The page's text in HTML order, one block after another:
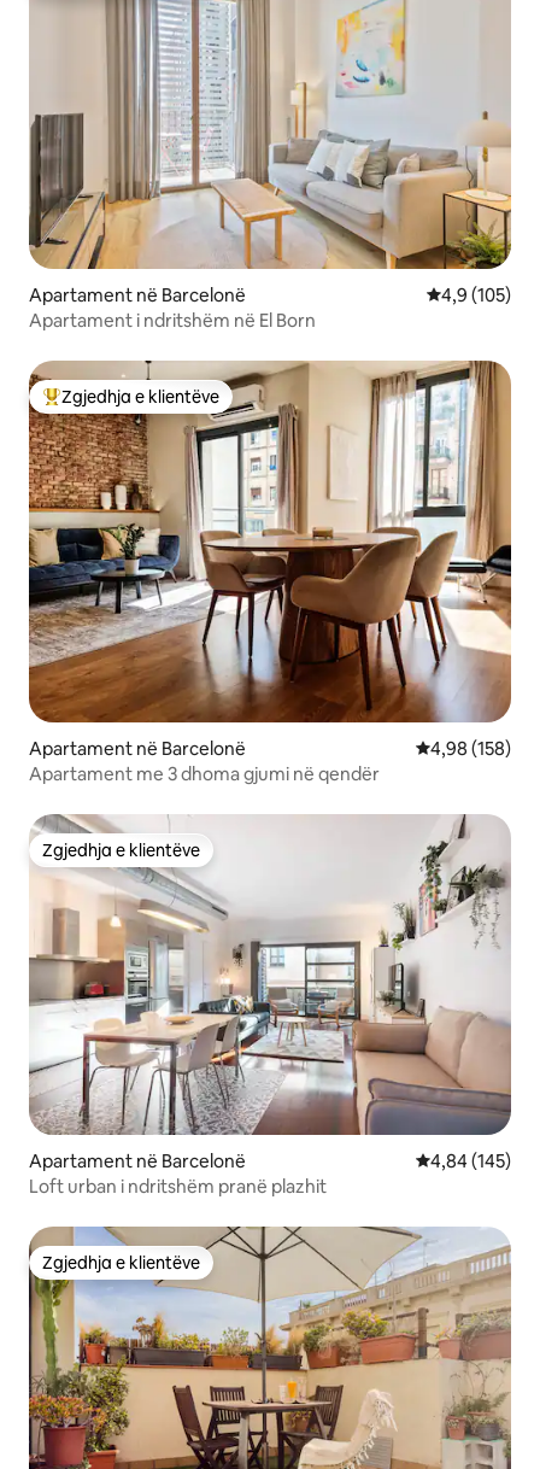
Apartament në Barcelonë Vlerësimi
4,9 (105)
Apartament i ndritshëm në El Born
Më të mirat e zgjedhjeve të klientëve
Zgjedhja e klientëve
Apartament në Barcelonë Vlerësimi
4,98 (158)
Apartament me 3 dhoma gjumi në qendër
Zgjedhja e klientëve
Zgjedhja e klientëve
Apartament në Barcelonë Vlerësimi
4,84 (145)
Loft urban i ndritshëm pranë plazhit
Zgjedhja e klientëve
Zgjedhja e klientëve